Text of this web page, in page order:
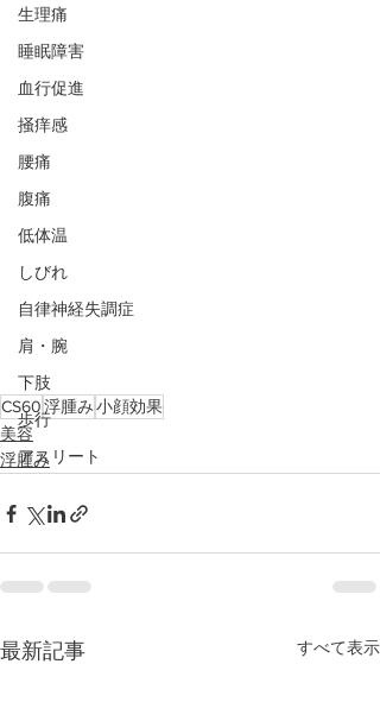
生理痛
睡眠障害
血行促進
掻痒感
腰痛
腹痛
低体温
しびれ
自律神経失調症
肩・腕
下肢
歩行
アスリート
CS60浮腫み小顔効果
美容
浮腫み
最新記事 すべて表示